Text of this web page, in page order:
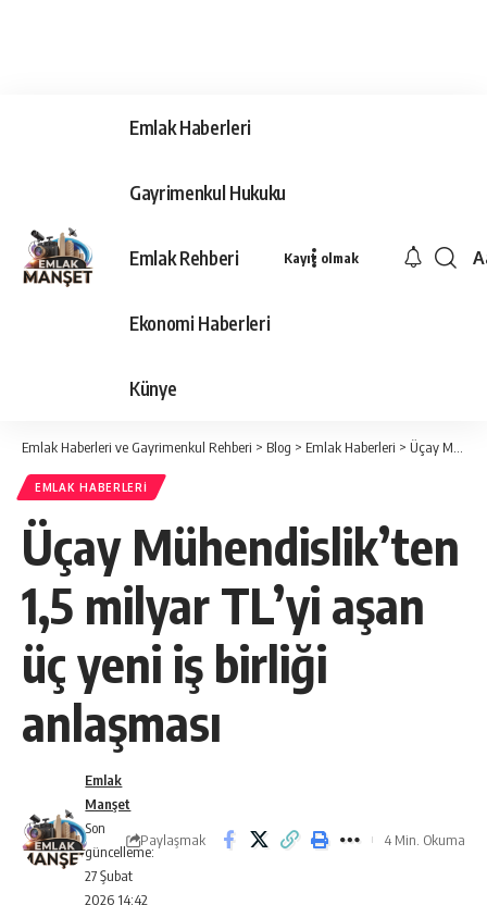
Emlak Haberleri
Gayrimenkul Hukuku
Emlak Rehberi
Ekonomi Haberleri
Künye
Kayıt olmak
Emlak Haberleri ve Gayrimenkul Rehberi > Blog > Emlak Haberleri > Üçay Mühendislik’ten 1,5 milyar TL’yi aşan üç yeni iş birliği anlaşması
EMLAK HABERLERI
Üçay Mühendislik’ten
1,5 milyar TL’yi aşan
üç yeni iş birliği
anlaşması
Son
güncelleme:
27 Şubat
2026 14:42
Emlak
Manşet
Paylaşmak 4 Min. Okuma